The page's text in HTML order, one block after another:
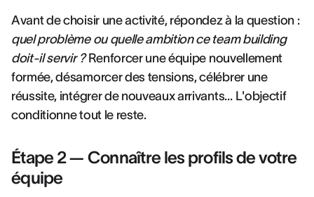
Avant de choisir une activité, répondez à la question :
quel problème ou quelle ambition ce team building
doit-il servir ?Renforcer une équipe nouvellement
formée, désamorcer des tensions, célébrer une
réussite, intégrer de nouveaux arrivants… L'objectif
conditionne tout le reste.
Étape 2 — Connaître les profils de votre
équipe